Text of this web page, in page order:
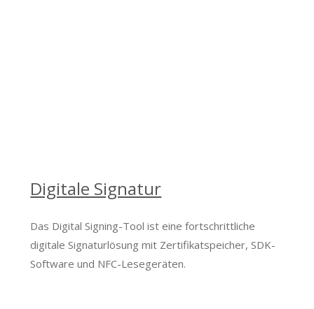
Digitale Signatur
Das Digital Signing-Tool ist eine fortschrittliche
digitale Signaturlösung mit Zertifikatspeicher, SDK-
Software und NFC-Lesegeräten.